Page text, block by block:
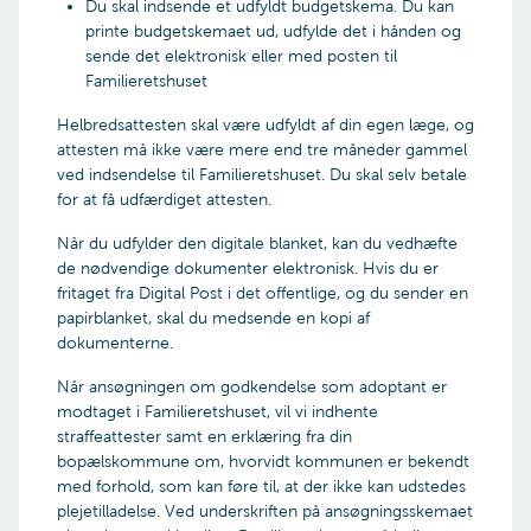
kan træffes en afgørelsen inden 2½ års samliv. En
fælles godkendelse vil således erstatte den
enliges godkendelse.
kunne fraviges. Det gælder f.eks., hvis ansøgerne
først har mødt hinanden i en relativt sen alder og
derefter hurtigt har fundet ud af, at de ikke kan få
biologiske børn sammen.
Du skal være opmærksom på, at et samliv af
ægteskabslignende karakter af 2½ års varighed
eller indgåelse af ægteskab vil medføre, at en
godkendelse som adoptant bortfalder – og at
samlevende dog kan godkendes som
adoptanter, hvis de på ansøgningstidspunktet har
levet sammen i mindst 1½ år, og den ene
ansøger allerede er godkendt som adoptant.
Alder
udviklingspotentialer og kompetencer i forhold
til mentalt at omstille jer til nye livsforhold.
møder Familieretshuset og ét i jeres eget hjem.
Hvert møde varer ca. 3-4 timer. I nogle
situationer kan der blive tale om et ekstra møde.
Interviewene munder ud i en rapport, hvor
socialrådgiveren afrundende vurderer jeres
samlede ressourcer, hvorefter sagen forelægges
adoptionssamrådet. I vil forinden modtage
rapporten i partshøring.
om I kan godkendes som adoptanter. Samrådet
kan også beslutte at udsætte sagen, hvis der
vurderes at være brug for yderligere oplysninger
i form af et ekstra møde med jer eller en
supplerende psykologundersøgelse, inden
endelig stillingtagen.
Du skal indsende et udfyldt budgetskema. Du kan
printe budgetskemaet ud, udfylde det i hånden og
sende det elektronisk eller med posten til
Familieretshuset
Helbredsattesten skal være udfyldt af din egen læge, og
attesten må ikke være mere end tre måneder gammel
ved indsendelse til Familieretshuset. Du skal selv betale
for at få udfærdiget attesten.
Når du udfylder den digitale blanket, kan du vedhæfte
de nødvendige dokumenter elektronisk. Hvis du er
fritaget fra Digital Post i det offentlige, og du sender en
papirblanket, skal du medsende en kopi af
dokumenterne.
Når ansøgningen om godkendelse som adoptant er
modtaget i Familieretshuset, vil vi indhente
straffeattester samt en erklæring fra din
bopælskommune om, hvorvidt kommunen er bekendt
med forhold, som kan føre til, at der ikke kan udstedes
plejetilladelse. Ved underskriften på ansøgningsskemaet